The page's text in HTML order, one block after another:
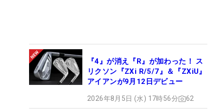
『4』が消え『R』が加わった！ ス
リクソン『ZXi R/5/7』＆『ZXiU』
アイアンが9月12日デビュー
2026年8月5日 (水) 17時56分 62